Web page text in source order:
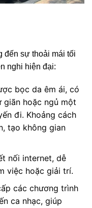
đến sự thoải mái tối
nghi hiện đại:
bọc da êm ái, có
giãn hoặc ngủ một
đi. Khoảng cách
tạo không gian
nối internet, dễ
việc hoặc giải trí.
các chương trình
ca nhạc, giúp